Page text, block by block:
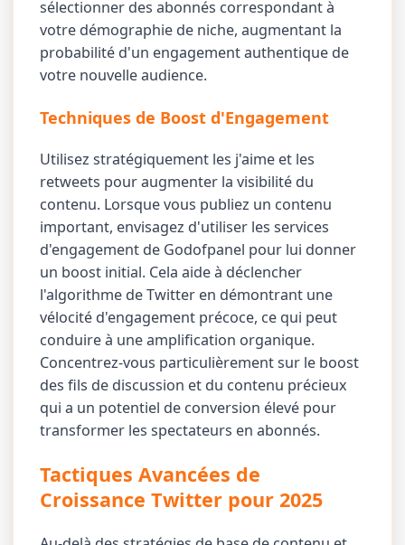
sélectionner des abonnés correspondant à
votre démographie de niche, augmentant la
probabilité d'un engagement authentique de
votre nouvelle audience.
Techniques de Boost d'Engagement
Utilisez stratégiquement les j'aime et les
retweets pour augmenter la visibilité du
contenu. Lorsque vous publiez un contenu
important, envisagez d'utiliser les services
d'engagement de Godofpanel pour lui donner
un boost initial. Cela aide à déclencher
l'algorithme de Twitter en démontrant une
vélocité d'engagement précoce, ce qui peut
conduire à une amplification organique.
Concentrez-vous particulièrement sur le boost
des fils de discussion et du contenu précieux
qui a un potentiel de conversion élevé pour
transformer les spectateurs en abonnés.
Tactiques Avancées de
Croissance Twitter pour 2025